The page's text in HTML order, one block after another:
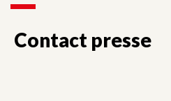
Contact presse